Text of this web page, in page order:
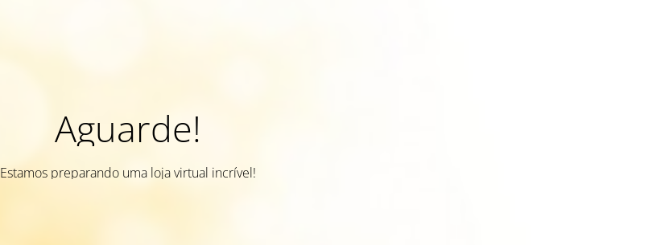
Aguarde!
Estamos preparando uma loja virtual incrível!